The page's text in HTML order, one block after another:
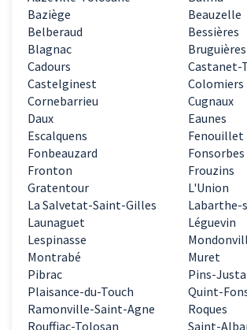
Baziège
Beauzelle
Belberaud
Bessières
Blagnac
Bruguières
Cadours
Castanet-
Castelginest
Colomiers
Cornebarrieu
Cugnaux
Daux
Eaunes
Escalquens
Fenouillet
Fonbeauzard
Fonsorbes
Fronton
Frouzins
Gratentour
L'Union
La Salvetat-Saint-Gilles
Labarthe-
Launaguet
Léguevin
Lespinasse
Montrabé
Muret
Pibrac
Pins-
Plaisance-du-Touch
Quint-
Ramonville-Saint-Agne
Roques
Rouffiac-Tolosan
Saint-